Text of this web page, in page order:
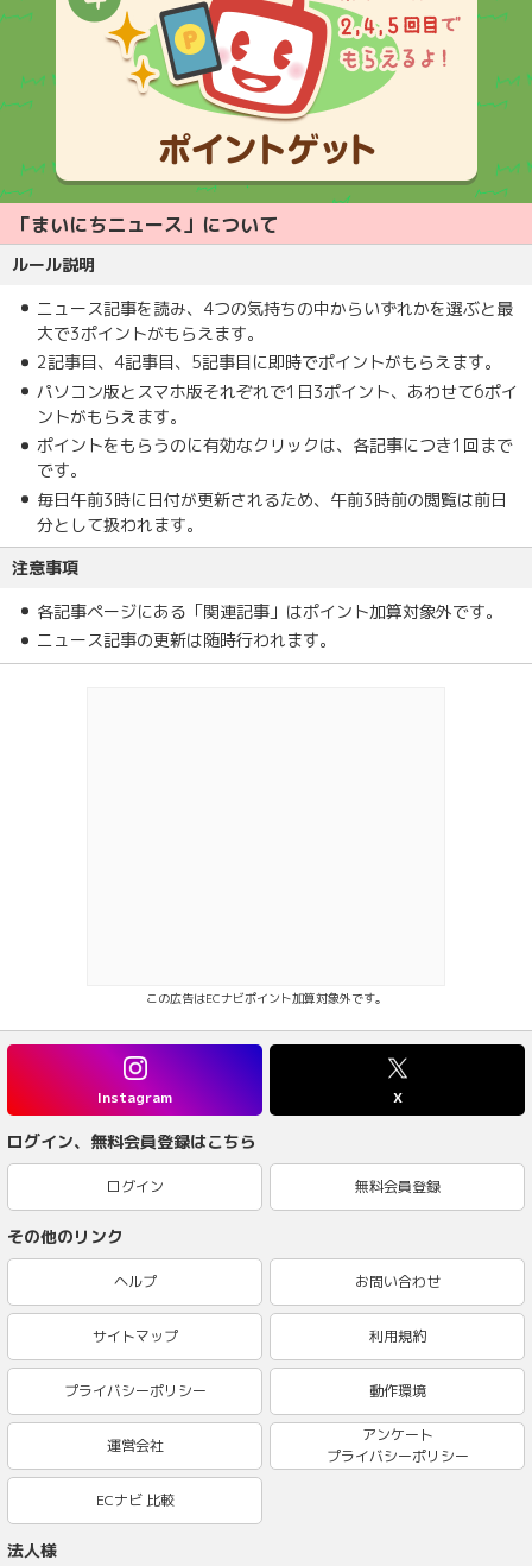
「まいにちニュース」について
ルール説明
ニュース記事を読み、4つの気持ちの中からいずれかを選ぶと最
大で3ポイントがもらえます。
2記事目、4記事目、5記事目に即時でポイントがもらえます。
パソコン版とスマホ版それぞれで1日3ポイント、あわせて6ポイ
ントがもらえます。
ポイントをもらうのに有効なクリックは、各記事につき1回まで
です。
毎日午前3時に日付が更新されるため、午前3時前の閲覧は前日
分として扱われます。
注意事項
各記事ページにある「関連記事」はポイント加算対象外です。
ニュース記事の更新は随時行われます。
この広告はECナビポイント加算対象外です。
Instagram X
ログイン、無料会員登録はこちら
ログイン 無料会員登録
その他のリンク
ヘルプ お問い合わせ
サイトマップ 利用規約
プライバシーポリシー 動作環境
運営会社
アンケート
プライバシーポリシー
ECナビ 比較
法人様